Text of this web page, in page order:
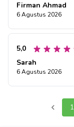
Firman Ahmad
6 Agustus 2026
5,0
Sarah
6 Agustus 2026
1